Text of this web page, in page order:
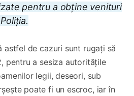
pentru a obține venituri
astfel de cazuri sunt rugați să
pentru a sesiza autoritățile
legii, deseori, sub
poate fi un escroc, iar în